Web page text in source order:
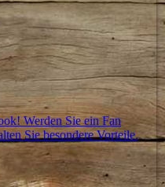
Werden Sie ein Fan
Sie besondere Vorteile.